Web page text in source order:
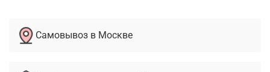
Самовывоз в Москве